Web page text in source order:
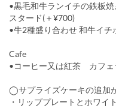
•黒毛和牛ランイチの鉄板
スタード(＋¥700)
•牛2種盛り合わせ 和牛イチ
Cafe
•コーヒー又は紅茶 カフェ
◯サプライズケーキの追加
・リッププレートとホワイ